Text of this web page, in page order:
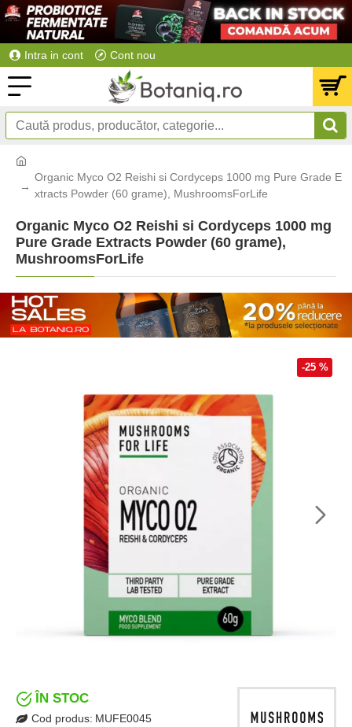
Intra in cont Cont nou
Organic Myco O2 Reishi si Cordyceps 1000 mg Pure Grade E
xtracts Powder (60 grame), MushroomsForLife
Organic Myco O2 Reishi si Cordyceps 1000 mg
Pure Grade Extracts Powder (60 grame),
MushroomsForLife
-25 %
ÎN STOC
Cod produs: MUFE0045